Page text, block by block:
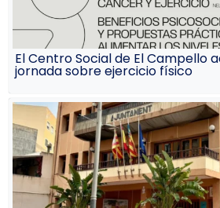
El Centro Social de El Campello
jornada sobre ejercicio físico